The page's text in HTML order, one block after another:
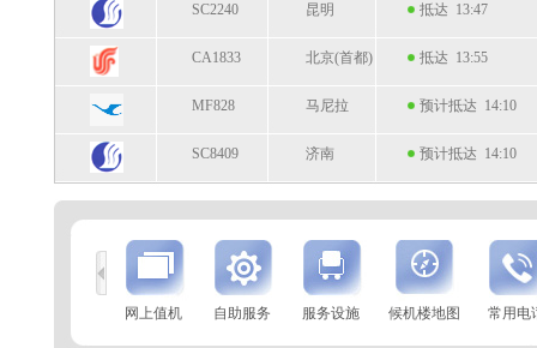
SC2240
昆明 抵达 13:47
CA1833 北京(首都) 抵达 13:55
MF828 马尼拉 预计抵达 14:10
SC8409 济南 预计抵达 14:10
到
网上值机 自助服务 服务设施 候机楼地图 常用电